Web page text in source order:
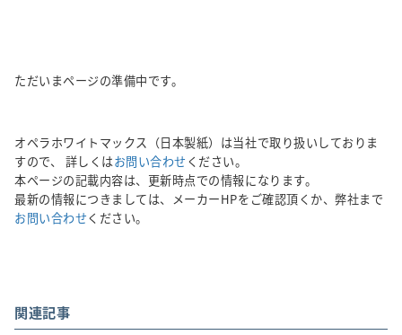
ただいまページの準備中です。
オペラホワイトマックス（日本製紙）は当社で取り扱いしておりま
すので、 詳しくはお問い合わせ ください。
本ページの記載内容は、更新時点での情報になります。
最新の情報につきましては、メーカーHPをご確認頂くか、弊社まで
お問い合わせください。
関連記事